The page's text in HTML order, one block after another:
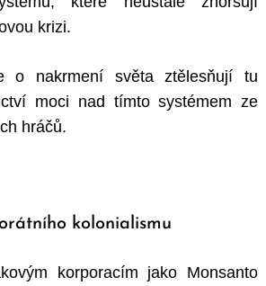
krizi.
o nakrmení světa ztělesňují tu
moci nad tímto systémem ze
hráčů.
kolonialismu
korporacím jako Monsanto